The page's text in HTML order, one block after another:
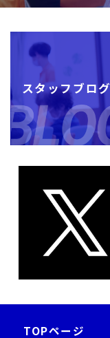
スタッフブログ
TOPページ